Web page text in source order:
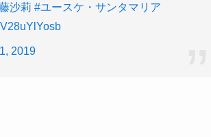
沙莉 #ユースケ・サンタマリア
2019